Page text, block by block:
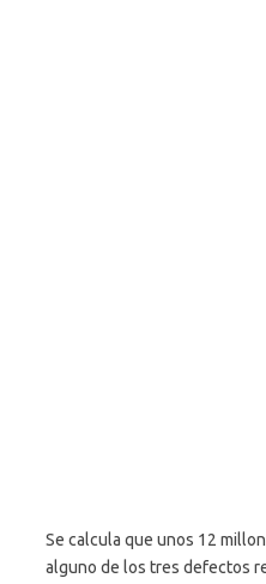
Se calcula que unos 12
alguno de los tres defectos